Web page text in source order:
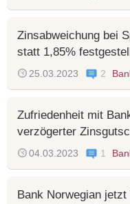
Zinsabweichung bei
statt 1,85%
25.03.2023 2
Zufriedenheit mit
verzögerter
04.03.2023 1
Bank Norwegian